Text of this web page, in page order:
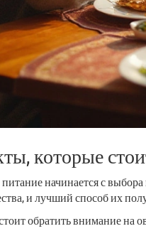
которые
начинается с
и лучший способ их
обратить внимание на